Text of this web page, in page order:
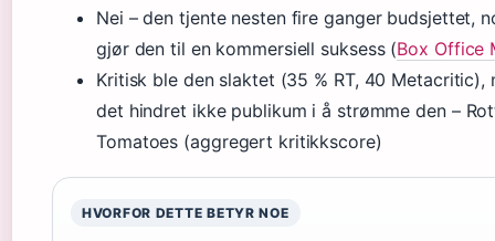
Nei – den tjente nesten fire ganger budsjettet,
gjør den til en kommersiell suksess (Box Office
Kritisk ble den slaktet (35 % RT, 40 Metacritic),
det hindret ikke publikum i å strømme den –
Tomatoes (aggregert kritikkscore)
HVORFOR DETTE BETYR NOE